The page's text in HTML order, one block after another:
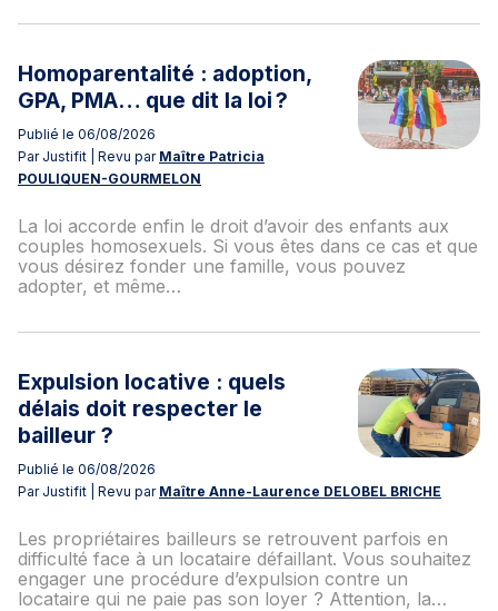
Homoparentalité : adoption,
GPA, PMA… que dit la loi ?
Publié le 06/08/2026
Par Justifit | Revu par Maître Patricia
POULIQUEN-GOURMELON
La loi accorde enfin le droit d’avoir des enfants aux
couples homosexuels. Si vous êtes dans ce cas et que
vous désirez fonder une famille, vous pouvez
adopter, et même…
Expulsion locative : quels
délais doit respecter le
bailleur ?
Publié le 06/08/2026
Par Justifit | Revu par Maître Anne-Laurence DELOBEL BRICHE
Les propriétaires bailleurs se retrouvent parfois en
difficulté face à un locataire défaillant. Vous souhaitez
engager une procédure d’expulsion contre un
locataire qui ne paie pas son loyer ? Attention, la…